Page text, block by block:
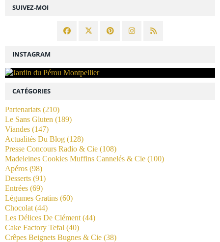
SUIVEZ-MOI
INSTAGRAM
CATÉGORIES
Partenariats (210)
Le Sans Gluten (189)
Viandes (147)
Actualités Du Blog (128)
Presse Concours Radio & Cie (108)
Madeleines Cookies Muffins Cannelés & Cie (100)
Apéros (98)
Desserts (91)
Entrées (69)
Légumes Gratins (60)
Chocolat (44)
Les Délices De Clément (44)
Cake Factory Tefal (40)
Crêpes Beignets Bugnes & Cie (38)